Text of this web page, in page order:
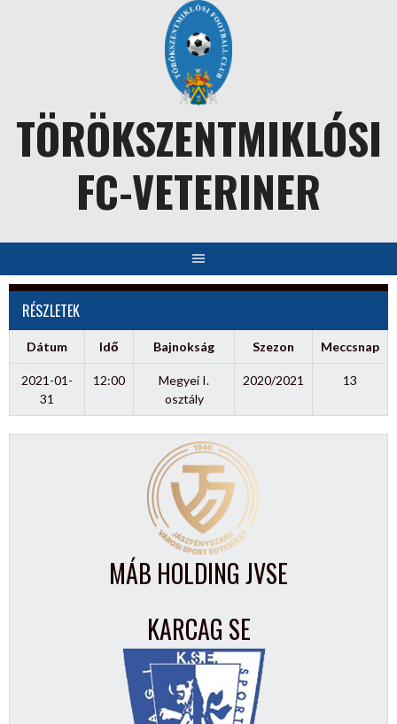
TÖRÖKSZENTMIKLÓSI
FC-VETERINER
RÉSZLETEK
Dátum Idő Bajnokság Szezon Meccsnap
2021-01-
31
12:00
Megyei I.
osztály
2020/2021 13
MÁB HOLDING JVSE
KARCAG SE